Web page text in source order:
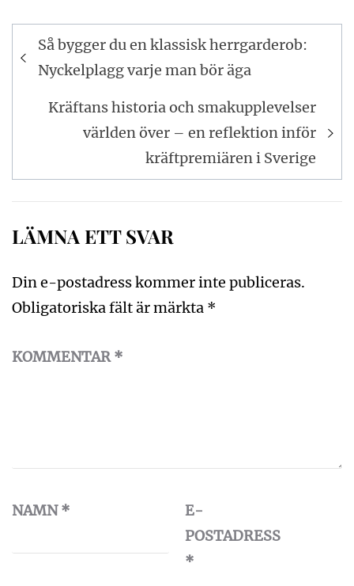
Inläggsnavigering
Så bygger du en klassisk herrgarderob:
Nyckelplagg varje man bör äga
Kräftans historia och smakupplevelser
världen över – en reflektion inför
kräftpremiären i Sverige
LÄMNA ETT SVAR
Din e-postadress kommer inte publiceras.
Obligatoriska fält är märkta *
KOMMENTAR*
NAMN*
E-
POSTADRESS
*